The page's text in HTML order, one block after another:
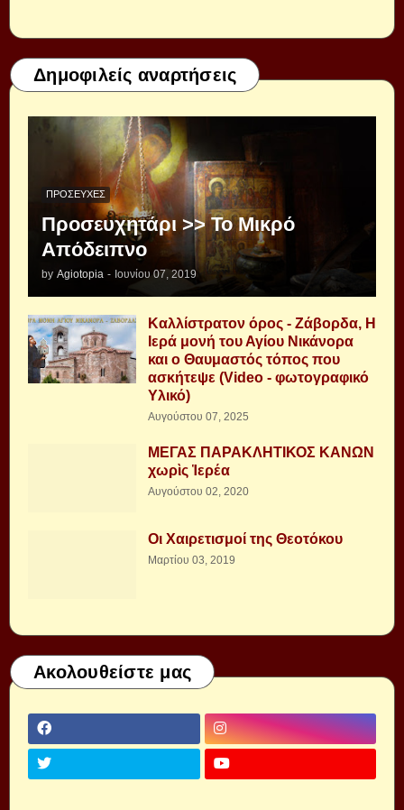
Δημοφιλείς αναρτήσεις
ΠΡΟΣΕΥΧΈΣ
Προσευχητάρι >> Το Μικρό
Απόδειπνο
by Agiotopia - Ιουνίου 07, 2019
Καλλίστρατον όρος - Ζάβορδα, Η
Ιερά μονή του Αγίου Νικάνορα
και ο Θαυμαστός τόπος που
ασκήτεψε (Video - φωτογραφικό
Υλικό)
Αυγούστου 07, 2025
ΜΕΓΑΣ ΠΑΡΑΚΛΗΤΙΚΟΣ ΚΑΝΩΝ
χωρὶς Ἱερέα
Αυγούστου 02, 2020
Οι Χαιρετισμοί της Θεοτόκου
Μαρτίου 03, 2019
Ακολουθείστε μας